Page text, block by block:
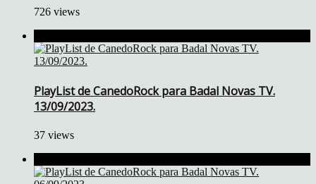
726 views
PlayList de CanedoRock para Badal Novas TV.
13/09/2023.
37 views